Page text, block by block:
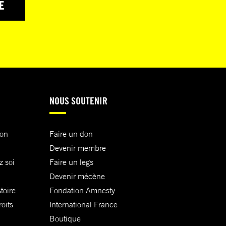
soi
NOUS SOUTENIR
Faire un don
Devenir membre
Faire un legs
Devenir mécène
Fondation Amnesty
International France
Boutique